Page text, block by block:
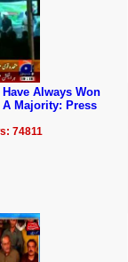
Always Won
A Majority: Press
74811